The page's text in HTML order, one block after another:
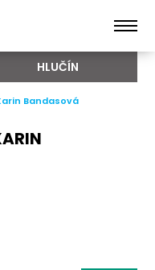
HLUČÍN
Bandasová